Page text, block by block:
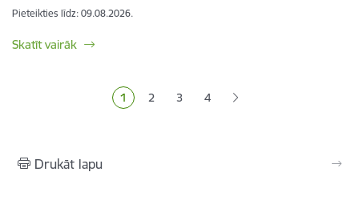
Pieteikties līdz: 09.08.2026.
Skatīt vairāk
Pašreizējā lapa
1 Lapa
2 Lapa
3 Lapa
4
Drukāt lapu